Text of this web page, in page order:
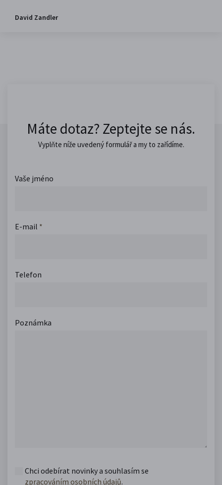
David Zandler
Máte dotaz? Zeptejte se nás.
Vyplňte níže uvedený formulář a my to zařídíme.
Vaše jméno
E-mail *
Telefon
Poznámka
Chci odebírat novinky a souhlasím se
zpracováním osobních údajů.